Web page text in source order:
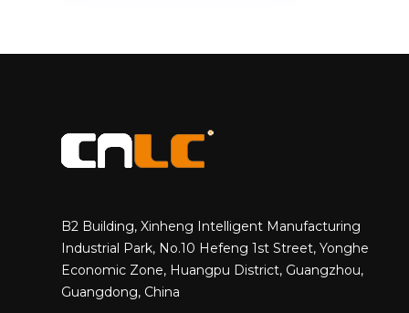
B2 Building, Xinheng Intelligent Manufacturing
Industrial Park, No.10 Hefeng 1st Street, Yonghe
Economic Zone, Huangpu District, Guangzhou,
Guangdong, China